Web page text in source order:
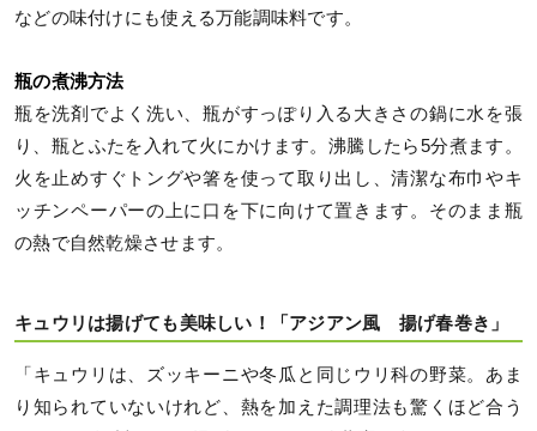
などの味付けにも使える万能調味料です。
瓶の煮沸方法
瓶を洗剤でよく洗い、瓶がすっぽり入る大きさの鍋に水を張
り、瓶とふたを入れて火にかけます。沸騰したら5分煮ます。
火を止めすぐトングや箸を使って取り出し、清潔な布巾やキ
ッチンペーパーの上に口を下に向けて置きます。そのまま瓶
の熱で自然乾燥させます。
キュウリは揚げても美味しい！「アジアン風 揚げ春巻き」
「キュウリは、ズッキーニや冬瓜と同じウリ科の野菜。あま
り知られていないけれど、熱を加えた調理法も驚くほど合う